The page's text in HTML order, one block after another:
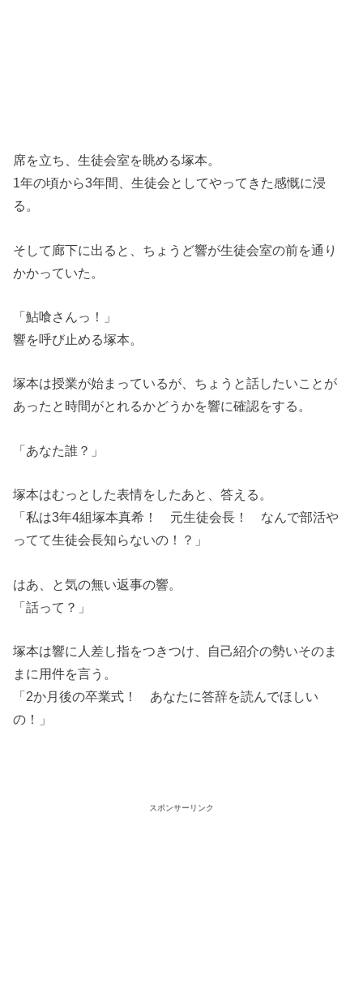
席を立ち、生徒会室を眺める塚本。
1年の頃から3年間、生徒会としてやってきた感慨に浸
る。
そして廊下に出ると、ちょうど響が生徒会室の前を通り
かかっていた。
「鮎喰さんっ！」
響を呼び止める塚本。
塚本は授業が始まっているが、ちょうと話したいことが
あったと時間がとれるかどうかを響に確認をする。
「あなた誰？」
塚本はむっとした表情をしたあと、答える。
「私は3年4組塚本真希！ 元生徒会長！ なんで部活や
ってて生徒会長知らないの！？」
はあ、と気の無い返事の響。
「話って？」
塚本は響に人差し指をつきつけ、自己紹介の勢いそのま
まに用件を言う。
「2か月後の卒業式！ あなたに答辞を読んでほしい
の！」
スポンサーリンク